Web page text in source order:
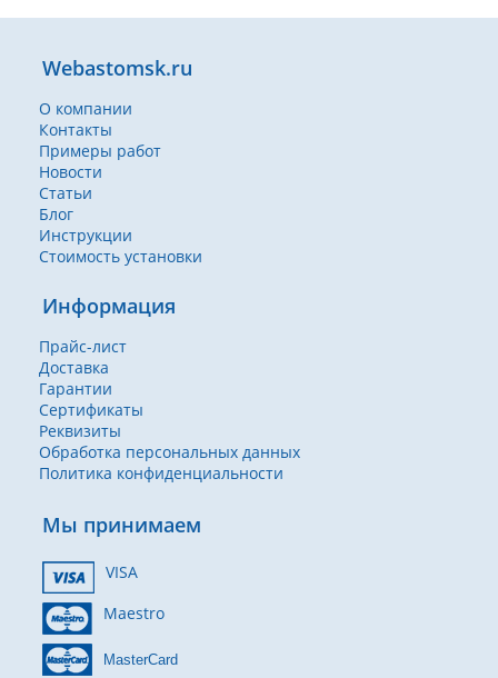
Webastomsk.ru
О компании
Контакты
Примеры работ
Новости
Статьи
Блог
Инструкции
Стоимость установки
Информация
Прайс-лист
Доставка
Гарантии
Сертификаты
Реквизиты
Обработка персональных данных
Политика конфиденциальности
Мы принимаем
VISA
Maestro
MasterCard